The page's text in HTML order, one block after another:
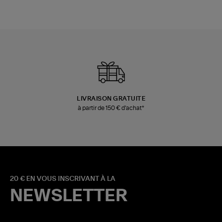
LIVRAISON GRATUITE
à partir de 150 € d'achat*
20 € EN VOUS INSCRIVANT À LA
NEWSLETTER